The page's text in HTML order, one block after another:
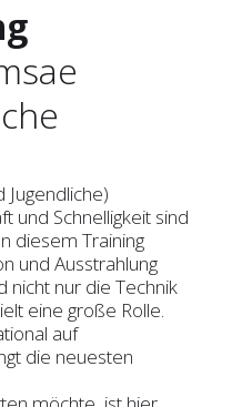
Jugendliche)
und Schnelligkeit sind
diesem Training
und Ausstrahlung
nicht nur die Technik
eine große Rolle.
auf
die neuesten